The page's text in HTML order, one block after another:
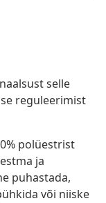
selle
reguleerimist
polüestrist
ja
puhastada,
või niiske